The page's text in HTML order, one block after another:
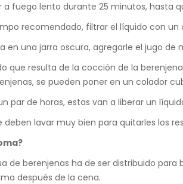
a fuego lento durante 25 minutos, hasta
recomendado, filtrar el líquido con
en una jarra oscura, agregarle el jugo
que resulta de la cocción de la
se pueden poner en un colador
par de horas, estas van a liberar un
deben lavar muy bien para quitarles los
de berenjenas ha de ser distribuido
después de la cena.